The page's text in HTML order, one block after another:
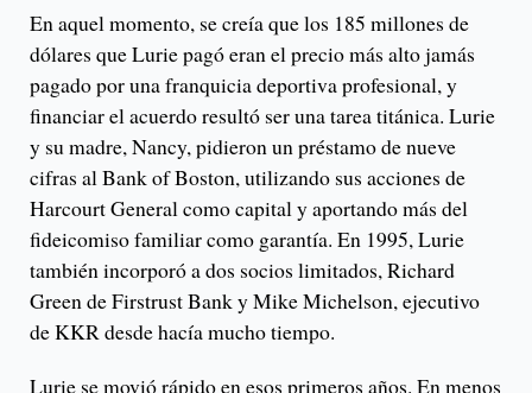
En aquel momento, se creía que los 185 millones de
dólares que Lurie pagó eran el precio más alto jamás
pagado por una franquicia deportiva profesional, y
financiar el acuerdo resultó ser una tarea titánica. Lurie
y su madre, Nancy, pidieron un préstamo de nueve
cifras al Bank of Boston, utilizando sus acciones de
Harcourt General como capital y aportando más del
fideicomiso familiar como garantía. En 1995, Lurie
también incorporó a dos socios limitados, Richard
Green de Firstrust Bank y Mike Michelson, ejecutivo
de KKR desde hacía mucho tiempo.
Lurie se movió rápido en esos primeros años. En menos